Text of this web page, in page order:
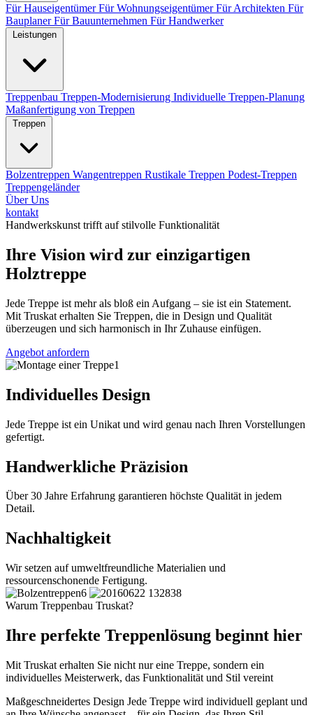
Für HauseigentümerFür WohnungseigentümerFür Architekten Für
BauplanerFür Bauunternehmen Für Handwerker
Leistungen
Treppenbau Treppen-Modernisierung Individuelle Treppen-Planung
Maßanfertigung von Treppen
Treppen
Bolzentreppen Wangentreppen Rustikale Treppen Podest-Treppen
Treppengeländer
Über Uns
kontakt
Handwerkskunst trifft auf stilvolle Funktionalität
Ihre Vision wird zur einzigartigen
Holztreppe
Jede Treppe ist mehr als bloß ein Aufgang – sie ist ein Statement.
Mit Truskat erhalten Sie Treppen, die in Design und Qualität
überzeugen und sich harmonisch in Ihr Zuhause einfügen.
Angebot anfordern
Individuelles Design
Jede Treppe ist ein Unikat und wird genau nach Ihren Vorstellungen
gefertigt.
Handwerkliche Präzision
Über 30 Jahre Erfahrung garantieren höchste Qualität in jedem
Detail.
Nachhaltigkeit
Wir setzen auf umweltfreundliche Materialien und
ressourcenschonende Fertigung.
Warum Treppenbau Truskat?
Ihre perfekte Treppenlösung beginnt hier
Mit Truskat erhalten Sie nicht nur eine Treppe, sondern ein
individuelles Meisterwerk, das Funktionalität und Stil vereint
Maßgeschneidertes Design Jede Treppe wird individuell geplant und